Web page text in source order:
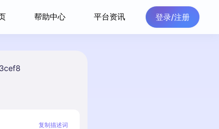
帮助中心 平台资讯 登录/注册
复制描述词